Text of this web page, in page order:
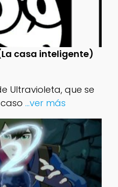
casa inteligente)
Ultravioleta, que se
...ver más